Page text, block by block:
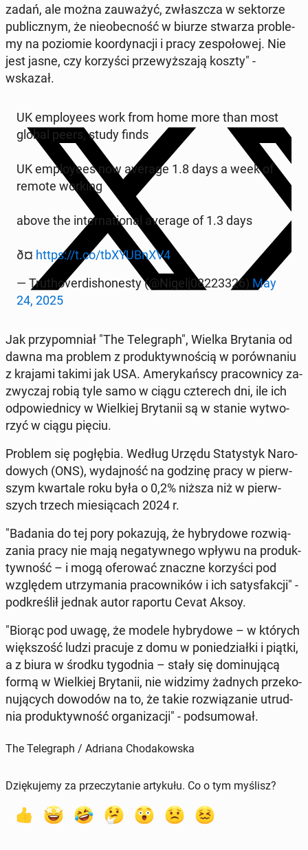
zadań, ale można za­uwa­żyć, zwłasz­cza w sek­to­rze
pu­blicz­nym, że nie­obec­ność w biurze stwarza pro­ble­
my na po­zio­mie ko­or­dy­na­cji i pracy ze­spo­ło­wej. Nie
jest jasne, czy ko­rzy­ści prze­wyż­sza­ją koszty" -
wskazał.
UK em­ploy­ees work from home more than most
global peers, study finds
UK em­ploy­ees now average 1.8 days a week of
remote working
above the in­ter­na­tio­nal average of 1.3 days
ð¤ https://t.co/tbXY­UB­nXV4
— Tru­tho­ver­di­sho­ne­sty (@Nigelj08223326) May
24, 2025
Jak przy­po­mniał "The Te­le­graph", Wielka Bry­ta­nia od
dawna ma problem z pro­duk­tyw­no­ścią w po­rów­na­niu
z krajami takimi jak USA. Ame­ry­kań­scy pra­cow­ni­cy za­
zwy­czaj robią tyle samo w ciągu czte­rech dni, ile ich
od­po­wied­ni­cy w Wiel­kiej Bry­ta­nii są w stanie wy­two­
rzyć w ciągu pięciu.
Problem się po­głę­bia. Według Urzędu Sta­ty­styk Na­ro­
do­wych (ONS), wy­daj­ność na godzinę pracy w pierw­
szym kwar­ta­le roku była o 0,2% niższa niż w pierw­
szych trzech mie­sią­cach 2024 r.
"Badania do tej pory po­ka­zu­ją, że hy­bry­do­we roz­wią­
za­nia pracy nie mają ne­ga­tyw­ne­go wpływu na pro­duk­
tyw­ność – i mogą ofe­ro­wać znaczne ko­rzy­ści pod
wzglę­dem utrzy­ma­nia pra­cow­ni­ków i ich sa­tys­fak­cji" -
pod­kre­ślił jednak autor raportu Cevat Aksoy.
"Biorąc pod uwagę, że modele hy­bry­do­we – w których
więk­szość ludzi pracuje z domu w po­nie­dział­ki i piątki,
a z biura w środku ty­go­dnia – stały się do­mi­nu­ją­cą
formą w Wiel­kiej Bry­ta­nii, nie widzimy żadnych prze­ko­
nu­ją­cych dowodów na to, że takie roz­wią­za­nie utrud­
nia pro­duk­tyw­ność or­ga­ni­za­cji" - pod­su­mo­wał.
The Telegraph / Adriana Chodakowska
Dziękujemy za przeczytanie artykułu. Co o tym myślisz?